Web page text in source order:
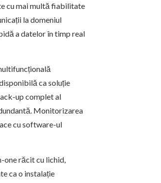
cu mai multă fiabilitate
la domeniul
a datelor în timp real
ca soluție
up complet al
Monitorizarea
cu software-ul
one răcit cu lichid,
ca o instalație